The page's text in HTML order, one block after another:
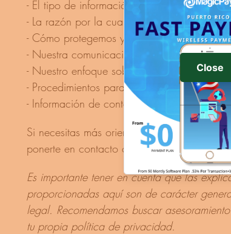
- El tipo de información que recopilamos y
- La razón por la cual recopilamos
- Cómo protegemos y utilizamos la
- Nuestra comunicación con los usuarios y
- Nuestro enfoque sobre la recopilación de
- Procedimientos para actualizar nuestra
- Información de contacto para consultas
Si necesitas más orientación sobre
ponerte en contacto con nosotros.
Es importante tener en cuenta que las
proporcionadas aquí son de carácter
legal. Recomendamos buscar
tu propia política de privacidad.